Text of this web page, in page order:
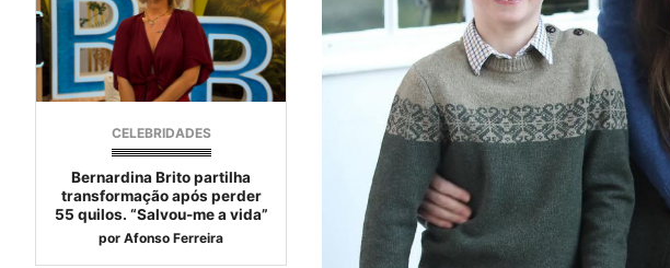
CELEBRIDADES
Bernardina Brito partilha
transformação após perder
55 quilos. “Salvou-me a vida”
por Afonso Ferreira